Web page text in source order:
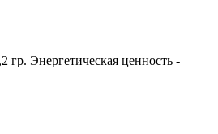
гр. Энергетическая ценность -